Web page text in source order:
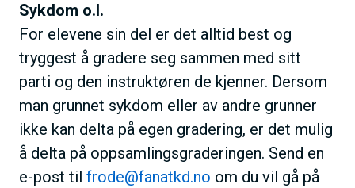
Sykdom o.l.
For elevene sin del er det alltid best og
tryggest å gradere seg sammen med sitt
parti og den instruktøren de kjenner. Dersom
man grunnet sykdom eller av andre grunner
ikke kan delta på egen gradering, er det mulig
å delta på oppsamlingsgraderingen. Send en
e-post til frode@fanatkd.no om du vil gå på